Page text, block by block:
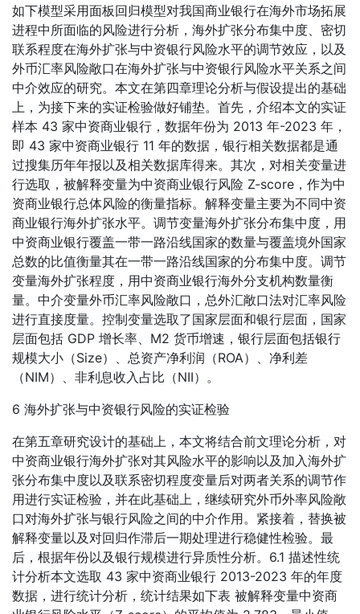
如下模型采用面板回归模型对我国商业银行在海外市场拓展
进程中所面临的风险进行分析，海外扩张分布集中度、密切
联系程度在海外扩张与中资银行风险水平的调节效应，以及
外币汇率风险敞口在海外扩张与中资银行风险水平关系之间
中介效应的研究。本文在第四章理论分析与假设提出的基础
上，为接下来的实证检验做好铺垫。首先，介绍本文的实证
样本 43 家中资商业银行，数据年份为 2013 年-2023 年，
即 43 家中资商业银行 11 年的数据，银行相关数据都是通
过搜集历年年报以及相关数据库得来。其次，对相关变量进
行选取，被解释变量为中资商业银行风险 Z-score，作为中
资商业银行总体风险的衡量指标。解释变量主要为不同中资
商业银行海外扩张水平。调节变量海外扩张分布集中度，用
中资商业银行覆盖一带一路沿线国家的数量与覆盖境外国家
总数的比值衡量其在一带一路沿线国家的分布集中度。调节
变量海外扩张程度，用中资商业银行海外分支机构数量衡
量。中介变量外币汇率风险敞口，总外汇敞口法对汇率风险
进行直接度量。控制变量选取了国家层面和银行层面，国家
层面包括 GDP 增长率、M2 货币增速，银行层面包括银行
规模大小（Size）、总资产净利润（ROA）、净利差
（NIM）、非利息收入占比（NII）。
6 海外扩张与中资银行风险的实证检验
在第五章研究设计的基础上，本文将结合前文理论分析，对
中资商业银行海外扩张对其风险水平的影响以及加入海外扩
张分布集中度以及联系密切程度变量后对两者关系的调节作
用进行实证检验，并在此基础上，继续研究外币外率风险敞
口对海外扩张与银行风险之间的中介作用。紧接着，替换被
解释变量以及对回归作滞后一期处理进行稳健性检验。最
后，根据年份以及银行规模进行异质性分析。6.1 描述性统
计分析本文选取 43 家中资商业银行 2013-2023 年的年度
数据，进行统计分析，统计结果如下表 被解释变量中资商